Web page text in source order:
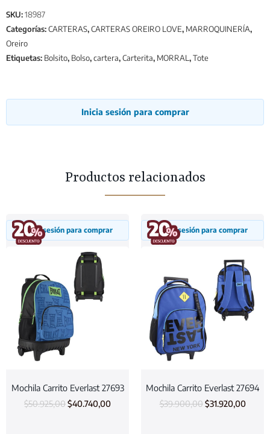
SKU:18987
Categorías:CARTERAS,CARTERAS OREIRO LOVE, MARROQUINERÍA,
Oreiro
Etiquetas: Bolsito, Bolso,cartera,Carterita, MORRAL ,Tote
Inicia sesión para comprar
Productos relacionados
Inicia sesión para comprar
Mochila Carrito Everlast 27693
$50.925,00$40.740,00
Inicia sesión para comprar
Mochila Carrito Everlast 27694
$39.900,00 $31.920,00